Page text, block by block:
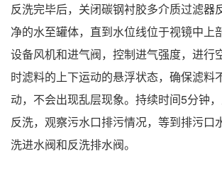
反洗完毕后，关闭碳钢衬胶多介质过滤器
净的水至罐体，直到水位线位于视镜中上
设备风机和进气阀，控制进气强度，进行
时滤料的上下运动的悬浮状态，确保滤料
动，不会出现乱层现象。持续时间5分钟
反洗，观察污水口排污情况，等到排污口
洗进水阀和反洗排水阀。